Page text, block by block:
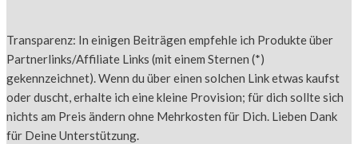
Transparenz: In einigen Beiträgen empfehle ich Produkte über
Partnerlinks/Affiliate Links (mit einem Sternen (*)
gekennzeichnet). Wenn du über einen solchen Link etwas kaufst
oder duscht, erhalte ich eine kleine Provision; für dich sollte sich
nichts am Preis ändern ohne Mehrkosten für Dich. Lieben Dank
für Deine Unterstützung.